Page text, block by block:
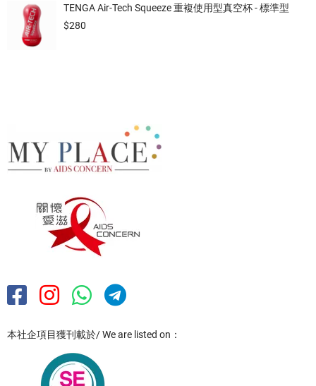
TENGA Air-Tech Squeeze 重複使用型真空杯 - 標準型
$280
本社企項目獲刊載於/ We are listed on：